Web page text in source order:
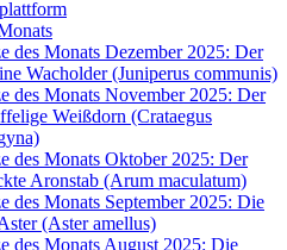
des Monats Dezember 2025: Der
Wacholder (Juniperus communis)
des Monats November 2025: Der
Weißdorn (Crataegus
des Monats Oktober 2025: Der
Aronstab (Arum maculatum)
des Monats September 2025: Die
(Aster amellus)
des Monats August 2025: Die